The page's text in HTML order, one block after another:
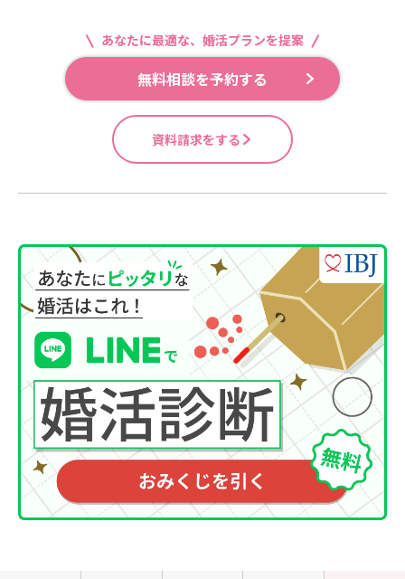
あなたに最適な、婚活プランを提案
無料相談を予約する
資料請求をする